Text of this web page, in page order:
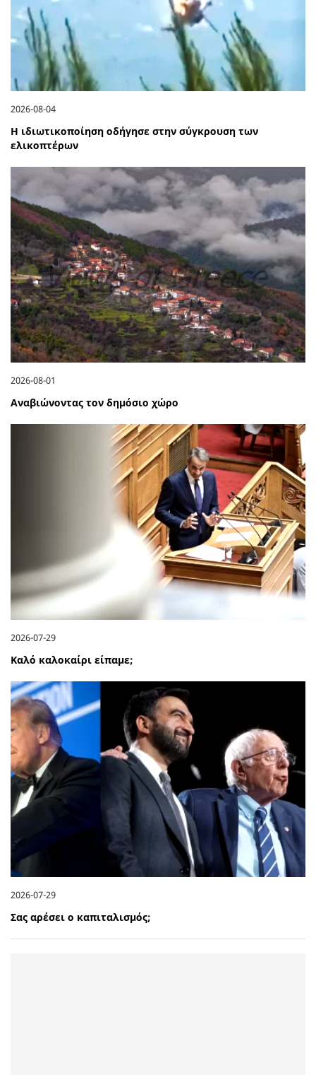
2026-08-04
Η ιδιωτικοποίηση οδήγησε στην σύγκρουση των
ελικοπτέρων
2026-08-01
Αναβιώνοντας τον δημόσιο χώρο
2026-07-29
Καλό καλοκαίρι είπαμε;
2026-07-29
Σας αρέσει ο καπιταλισμός;